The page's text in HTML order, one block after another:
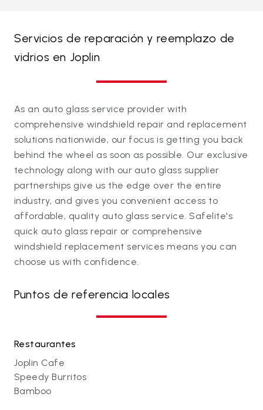
Servicios de reparación y reemplazo de
vidrios en Joplin
As an auto glass service provider with
comprehensive windshield repair and replacement
solutions nationwide, our focus is getting you back
behind the wheel as soon as possible. Our exclusive
technology along with our auto glass supplier
partnerships give us the edge over the entire
industry, and gives you convenient access to
affordable, quality auto glass service. Safelite's
quick auto glass repair or comprehensive
windshield replacement services means you can
choose us with confidence.
Puntos de referencia locales
Restaurantes
Joplin Cafe
Speedy Burritos
Bamboo